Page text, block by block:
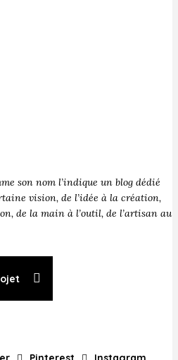
son nom l’indique un blog dédié
vision, de l’idée à la création,
de la main à l’outil, de l’artisan au